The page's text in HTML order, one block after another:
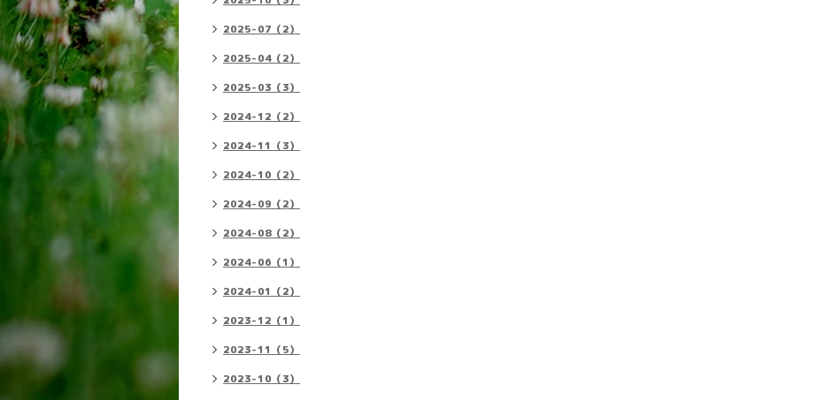
2025-07（2）
2025-04（2）
2025-03（3）
2024-12（2）
2024-11（3）
2024-10（2）
2024-09（2）
2024-08（2）
2024-06（1）
2024-01（2）
2023-12（1）
2023-11（5）
2023-10（3）